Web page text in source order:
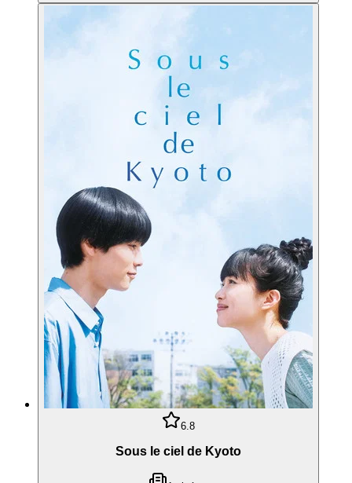
6.8
Sous le ciel de Kyoto